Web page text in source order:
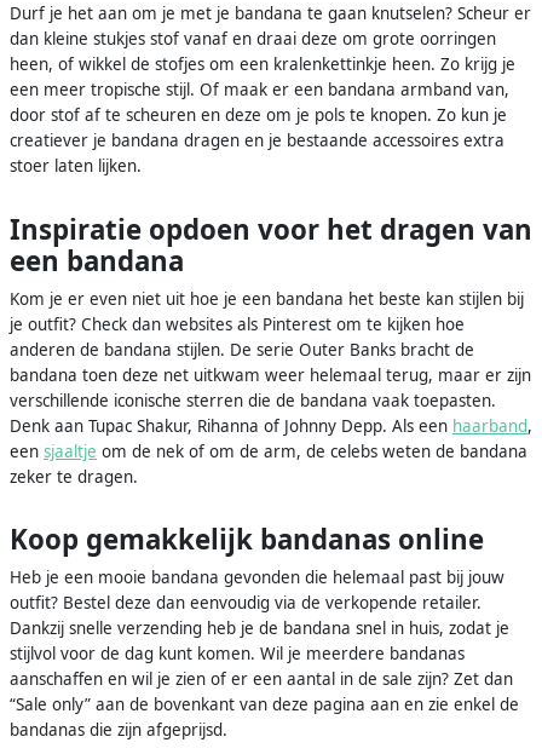
Durf je het aan om je met je bandana te gaan knutselen? Scheur er
dan kleine stukjes stof vanaf en draai deze om grote oorringen
heen, of wikkel de stofjes om een kralenkettinkje heen. Zo krijg je
een meer tropische stijl. Of maak er een bandana armband van,
door stof af te scheuren en deze om je pols te knopen. Zo kun je
creatiever je bandana dragen en je bestaande accessoires extra
stoer laten lijken.
Inspiratie opdoen voor het dragen van
een bandana
Kom je er even niet uit hoe je een bandana het beste kan stijlen bij
je outfit? Check dan websites als Pinterest om te kijken hoe
anderen de bandana stijlen. De serie Outer Banks bracht de
bandana toen deze net uitkwam weer helemaal terug, maar er zijn
verschillende iconische sterren die de bandana vaak toepasten.
Denk aan Tupac Shakur, Rihanna of Johnny Depp. Als een haarband,
een sjaaltje om de nek of om de arm, de celebs weten de bandana
zeker te dragen.
Koop gemakkelijk bandanas online
Heb je een mooie bandana gevonden die helemaal past bij jouw
outfit? Bestel deze dan eenvoudig via de verkopende retailer.
Dankzij snelle verzending heb je de bandana snel in huis, zodat je
stijlvol voor de dag kunt komen. Wil je meerdere bandanas
aanschaffen en wil je zien of er een aantal in de sale zijn? Zet dan
“Sale only” aan de bovenkant van deze pagina aan en zie enkel de
bandanas die zijn afgeprijsd.